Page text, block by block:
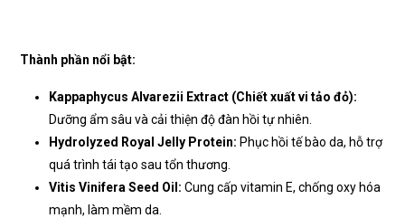
Thành phần nổi bật:
Kappaphycus Alvarezii Extract (Chiết xuất vi tảo đỏ):
Dưỡng ẩm sâu và cải thiện độ đàn hồi tự nhiên.
Hydrolyzed Royal Jelly Protein: Phục hồi tế bào da, hỗ trợ
quá trình tái tạo sau tổn thương.
Vitis Vinifera Seed Oil: Cung cấp vitamin E, chống oxy hóa
mạnh, làm mềm da.